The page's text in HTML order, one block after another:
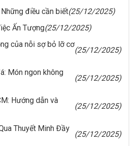
điều cần biết(25/12/2025)
Ấn Tượng(25/12/2025)
của nỗi sợ bỏ lỡ cơ
(25/12/2025)
Món ngon không
(25/12/2025)
Hướng dẫn và
(25/12/2025)
Thuyết Minh Đầy
(25/12/2025)